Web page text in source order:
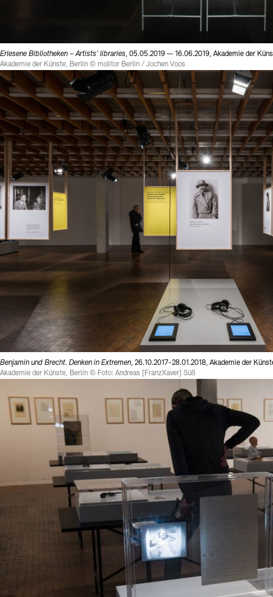
Erlesene Bibliotheken – Artists' libraries, 05.05.2019 — 16.06.2019, Akademie der
Akademie der Künste, Berlin © molitor Berlin / Jochen Voos
Benjamin und Brecht. Denken in Extremen, 26.10.2017-28.01.2018, Akademie der
Akademie der Künste, Berlin © Foto: Andreas [FranzXaver] Süß